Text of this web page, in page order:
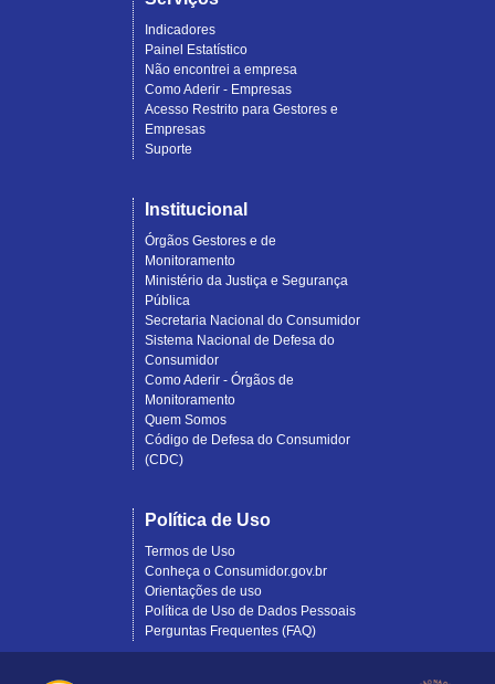
Indicadores
Painel Estatístico
Não encontrei a empresa
Como Aderir - Empresas
Acesso Restrito para Gestores e
Empresas
Suporte
Institucional
Órgãos Gestores e de
Monitoramento
Ministério da Justiça e Segurança
Pública
Secretaria Nacional do Consumidor
Sistema Nacional de Defesa do
Consumidor
Como Aderir - Órgãos de
Monitoramento
Quem Somos
Código de Defesa do Consumidor
(CDC)
Política de Uso
Termos de Uso
Conheça o Consumidor.gov.br
Orientações de uso
Política de Uso de Dados Pessoais
Perguntas Frequentes (FAQ)